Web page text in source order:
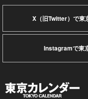
X（旧Twitter）で東
Instagramで東